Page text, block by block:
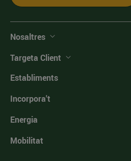
Nosaltres
Targeta Client
Establiments
Incorpora't
Energia
Mobilitat